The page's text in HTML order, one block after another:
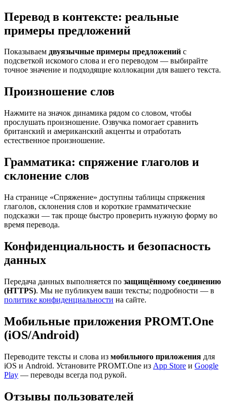
Перевод в контексте: реальные
примеры предложений
Показываем двуязычные примеры предложений с
подсветкой искомого слова и его переводом — выбирайте
точное значение и подходящие коллокации для вашего текста.
Произношение слов
Нажмите на значок динамика рядом со словом, чтобы
прослушать произношение. Озвучка помогает сравнить
британский и американский акценты и отработать
естественное произношение.
Грамматика: спряжение глаголов и
склонение слов
На странице «Спряжение» доступны таблицы спряжения
глаголов, склонения слов и короткие грамматические
подсказки — так проще быстро проверить нужную форму во
время перевода.
Конфиденциальность и безопасность
данных
Передача данных выполняется по защищённому соединению
(HTTPS). Мы не публикуем ваши тексты; подробности — в
политике конфиденциальности на сайте.
Мобильные приложения PROMT.One
(iOS/Android)
Переводите тексты и слова из мобильного приложения для
iOS и Android. Установите PROMT.One из App Store и Google
Play — переводы всегда под рукой.
Отзывы пользователей